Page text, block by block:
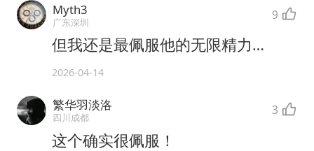
Myth3
广东深圳 9
但我还是最佩服他的无限精力…
2026-04-14
繁华羽淡洛
四川成都 3
这个确实很佩服！